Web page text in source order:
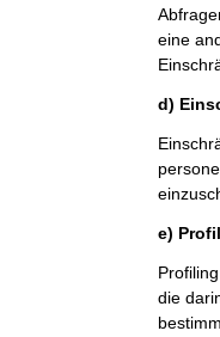
eine
d)
e)
die